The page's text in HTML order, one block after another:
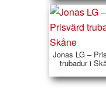
Jonas LG –
trubadur i